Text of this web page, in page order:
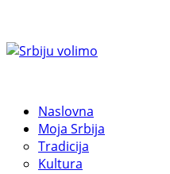
Naslovna
Moja Srbija
Tradicija
Kultura